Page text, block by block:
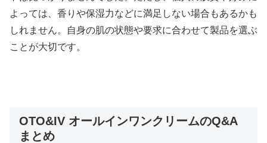
よっては、香りや保湿力などに満足しない場合もあるかも
しれません。自身の肌の状態や要求に合わせて製品を選ぶ
ことが大切です。
OTO&IV オールインワンクリームのQ&A
まとめ